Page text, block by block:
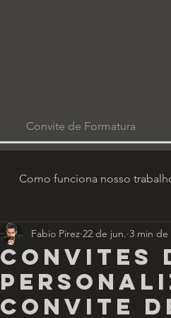
Convite de Formatura
Como funciona nosso
Convites
convite
Fabio Pirez 22 de jun. 3 min de